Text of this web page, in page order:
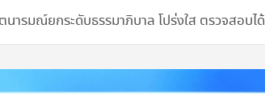
ารมณ์ยกระดับธรรมาภิบาล โปร่งใส ตรวจสอบได้